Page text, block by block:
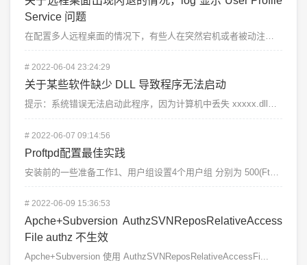
Service 问题
# 2022-06-04 23:24:29
关于某些软件缺少 DLL 导致程序无法启动
提示：系统错误无法启动此程序，因为计算机中丢失 xxxxx.dll，尝试重新安装该程序解决此问题。&...
# 2022-06-07 09:14:56
Proftpd配置最佳实践
安装前的一些准备工作1、用户组设置4个用户组 分别为 500(Ftp管理员，拥有Ftp所有...
# 2022-06-09 15:36:53
Apche+Subversion AuthzSVNReposRelativeAccess
File authz 不生效
Apche+Subversion 使用 AuthzSVNReposRelativeAccessFi...